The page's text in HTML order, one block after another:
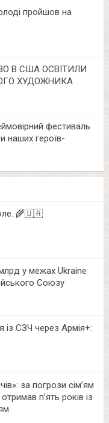
пройшов на
В США ОСВІТИЛИ
ХУДОЖНИКА
фестиваль
наших героїв-
🌾🇺🇦
у межах Ukraine
Союзу
із СЗЧ через Армія+:
за погрози сім’ям
п’ять років із